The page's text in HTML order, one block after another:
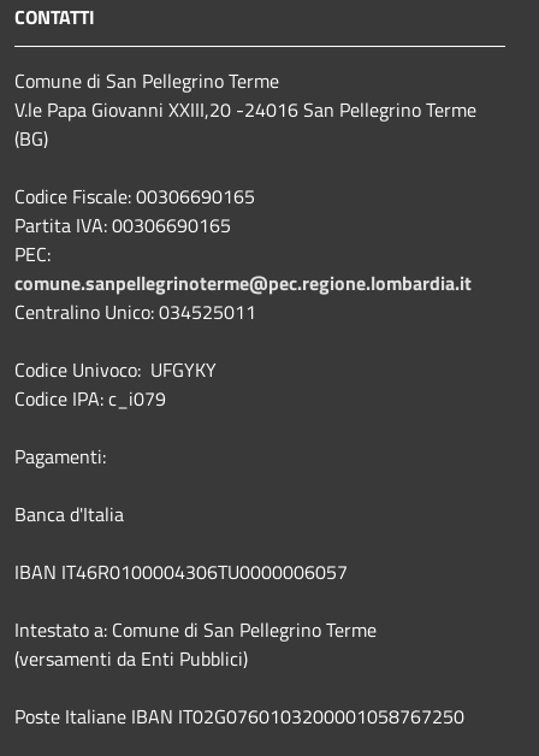
CONTATTI
Comune di San Pellegrino Terme
V.le Papa Giovanni XXIII,20 -24016 San Pellegrino Terme
(BG)
Codice Fiscale: 00306690165
Partita IVA: 00306690165
PEC:
comune.sanpellegrinoterme@pec.regione.lombardia.it
Centralino Unico: 034525011
Codice Univoco: UFGYKY
Codice IPA: c_i079
Pagamenti:
Banca d'Italia
IBAN IT46R0100004306TU0000006057
Intestato a: Comune di San Pellegrino Terme
(versamenti da Enti Pubblici)
Poste Italiane IBAN IT02G0760103200001058767250